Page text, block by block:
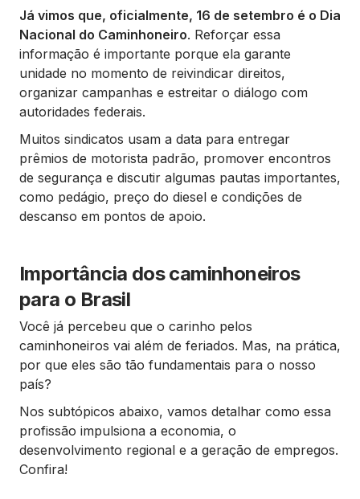
Já vimos que, oficialmente, 16 de setembro é o Dia
Nacional do Caminhoneiro. Reforçar essa
informação é importante porque ela garante
unidade no momento de reivindicar direitos,
organizar campanhas e estreitar o diálogo com
autoridades federais.
Muitos sindicatos usam a data para entregar
prêmios de motorista padrão, promover encontros
de segurança e discutir algumas pautas importantes,
como pedágio, preço do diesel e condições de
descanso em pontos de apoio.
Importância dos caminhoneiros
para o Brasil
Você já percebeu que o carinho pelos
caminhoneiros vai além de feriados. Mas, na prática,
por que eles são tão fundamentais para o nosso
país?
Nos subtópicos abaixo, vamos detalhar como essa
profissão impulsiona a economia, o
desenvolvimento regional e a geração de empregos.
Confira!